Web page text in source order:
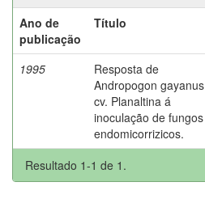
Ano de
publicação
Título
1995
Resposta de
Andropogon gayanus
cv. Planaltina á
inoculação de fungos
endomicorrizicos.
Resultado 1-1 de 1.